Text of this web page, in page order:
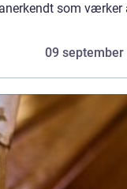
som værker
09 september